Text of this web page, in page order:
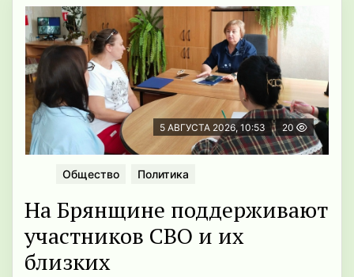
5 АВГУСТА 2026, 10:53 20
Общество Политика
На Брянщине поддерживают
участников СВО и их
близких